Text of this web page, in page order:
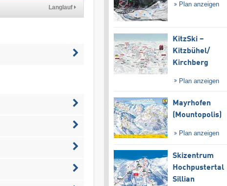
Langlauf Plan anzeigen
KitzSki –
Kitzbühel/​
Kirchberg
Plan anzeigen
Mayrhofen
(Mountopolis)
Plan anzeigen
Skizentrum
Hochpustertal
Sillian